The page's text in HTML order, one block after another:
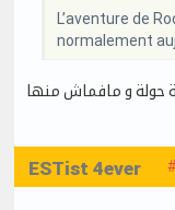
L’aventure de
normalement
حولة و مافماش منها
ESTist 4ever